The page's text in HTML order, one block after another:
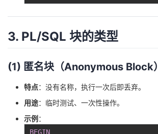
3. PL/SQL 块的类型
(1) 匿名块（Anonymous Block）
特点：没有名称，执行一次后即丢弃。
用途：临时测试、一次性操作。
示例 ：
BEGIN